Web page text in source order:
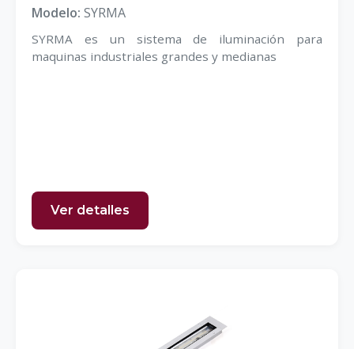
Modelo: SYRMA
SYRMA es un sistema de iluminación para
maquinas industriales grandes y medianas
Ver detalles